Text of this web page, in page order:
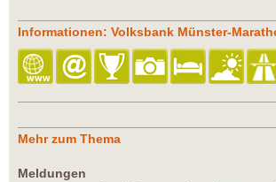
Informationen: Volksbank Münster-
Mehr zum Thema
Meldungen